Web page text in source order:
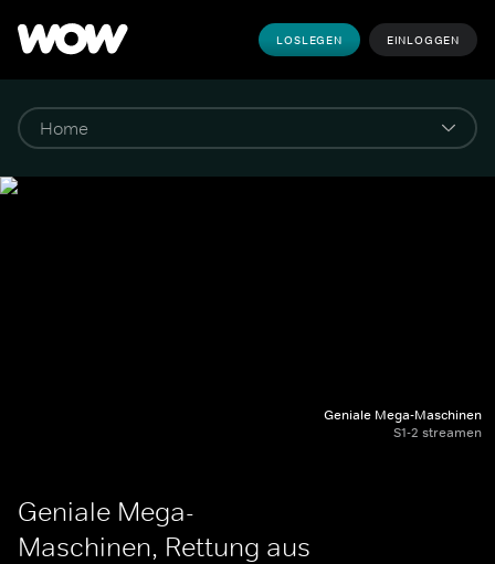
LOSLEGEN EINLOGGEN
Geniale Mega-Maschinen
S1-2 streamen
Geniale Mega-
Maschinen, Rettung aus